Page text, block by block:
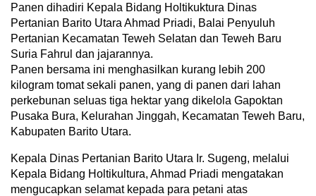
Panen dihadiri Kepala Bidang Holtikuktura Dinas
Pertanian Barito Utara Ahmad Priadi, Balai Penyuluh
Pertanian Kecamatan Teweh Selatan dan Teweh Baru
Suria Fahrul dan jajarannya.
Panen bersama ini menghasilkan kurang lebih 200
kilogram tomat sekali panen, yang di panen dari lahan
perkebunan seluas tiga hektar yang dikelola Gapoktan
Pusaka Bura, Kelurahan Jinggah, Kecamatan Teweh Baru,
Kabupaten Barito Utara.
Kepala Dinas Pertanian Barito Utara Ir. Sugeng, melalui
Kepala Bidang Holtikultura, Ahmad Priadi mengatakan
mengucapkan selamat kepada para petani atas